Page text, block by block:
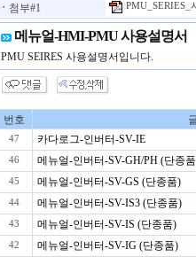
ㆍ 첨부#1 PMU_SERIES_
메뉴얼-HMI-PMU 사용설명서
PMU SEIRES 사용설명서입니다.
번호
47 카다로그-인버터-SV-IE
46 메뉴얼-인버터-SV-GH/PH (단종
45 메뉴얼-인버터-SV-GS (단종품)
44 메뉴얼-인버터-SV-IS3 (단종품)
43 메뉴얼-인버터-SV-IS (단종품)
42 메뉴얼-인버터-SV-IG (단종품)